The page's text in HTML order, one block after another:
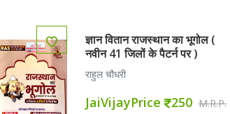
ज्ञान वितान राजस्थान का भूगोल (
नवीन 41 जिलों के पैटर्न पर )
राहुल चौधरी
JaiVijayPrice 250 M.R.P.